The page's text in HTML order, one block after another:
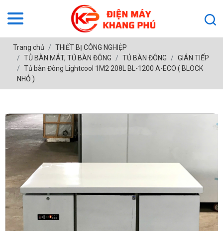
Trang chủ
THIẾT BỊ CÔNG NGHIỆP
TỦ BÀN MÁT, TỦ BÀN ĐÔNG
TỦ BÀN ĐÔNG
GIÁN TIẾP
Tủ bàn Đông Lightcool 1M2 208L BL-1200 A-ECO ( BLOCK
NHỎ )